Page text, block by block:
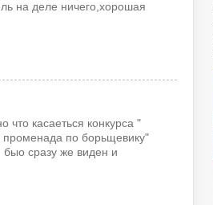
на деле ничего,хорошая
касаеться конкурса "
променада по борьщевику"
быо сразу же виден и